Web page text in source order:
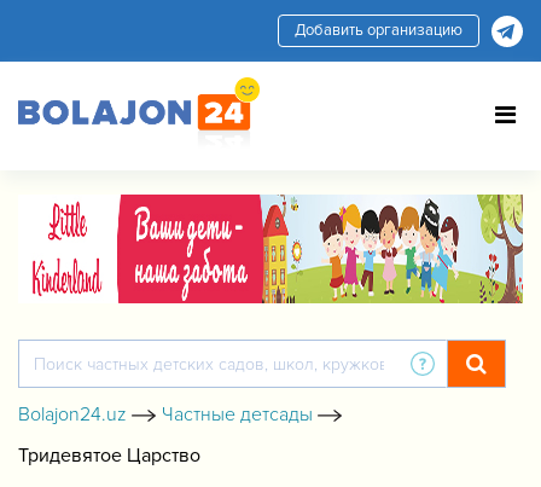
Добавить организацию
Bolajon24.uz
Частные детсады
Тридевятое Царство